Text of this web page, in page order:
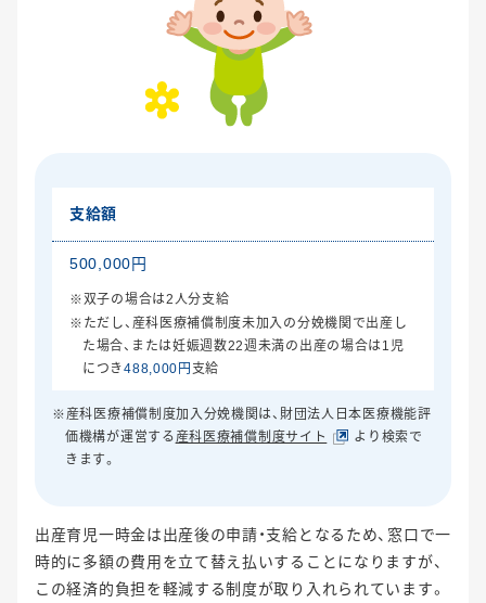
支給額
500,000円
※双子の場合は2人分支給
※ただし、産科医療補償制度未加入の分娩機関で出産し
た場合、または妊娠週数22週未満の出産の場合は1児
につき488,000円 支給
※産科医療補償制度加入分娩機関は、財団法人日本医療機能評
価機構が運営する産科医療補償制度サイト
より検索で
きます。
出産育児一時金は出産後の申請・支給となるため、窓口で一
時的に多額の費用を立て替え払いすることになりますが、
この経済的負担を軽減する制度が取り入れられています。